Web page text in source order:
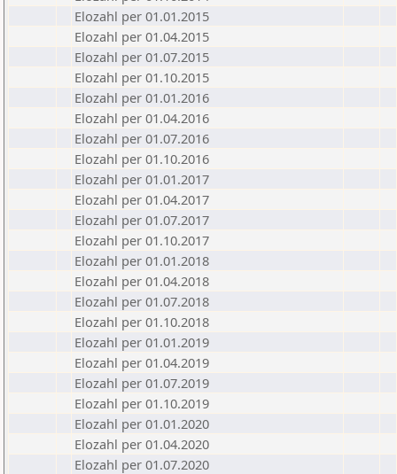
Elozahl per 01.01.2015
Elozahl per 01.04.2015
Elozahl per 01.07.2015
Elozahl per 01.10.2015
Elozahl per 01.01.2016
Elozahl per 01.04.2016
Elozahl per 01.07.2016
Elozahl per 01.10.2016
Elozahl per 01.01.2017
Elozahl per 01.04.2017
Elozahl per 01.07.2017
Elozahl per 01.10.2017
Elozahl per 01.01.2018
Elozahl per 01.04.2018
Elozahl per 01.07.2018
Elozahl per 01.10.2018
Elozahl per 01.01.2019
Elozahl per 01.04.2019
Elozahl per 01.07.2019
Elozahl per 01.10.2019
Elozahl per 01.01.2020
Elozahl per 01.04.2020
Elozahl per 01.07.2020